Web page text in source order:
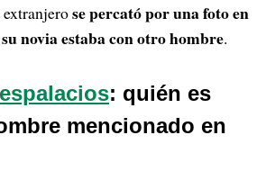
se percató por una foto en
novia estaba con otro hombre.
: quién es
mencionado en